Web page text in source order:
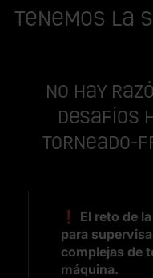
Tenemos la
No hay
desafíos
torneado-
❗ El reto de
para
complejas de
máquina.